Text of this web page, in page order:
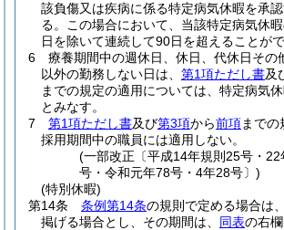
該負傷又は疾病に係る特定病気休暇を承
る。
この場合において、当該特定病気休
日を除いて連続して90日を超えることがで
6
療養期間中の週休日、休日、代休日その
以外の勤務しない日は、 第1項ただし書及
までの規定の適用については、特定病気
とみなす。
7
第1項ただし書及び第3項から前項まで
採用期間中の職員には適用しない。
(一部改正〔平成14年規則25号・
号・令和元年78号・4年28号〕)
(特別休暇)
第14条
条例第14条の規則で定める場合は、
掲げる場合とし、その期間は、 同表の右